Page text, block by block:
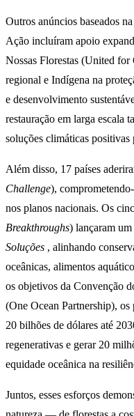
Outros anúncios baseados
Ação incluíram apoio
Nossas Florestas (United
regional e Indígena na
e desenvolvimento
restauração em larga escala
soluções climáticas positivas
Além disso, 17 países
Challenge),
nos planos nacionais. Os
Breakthroughs) lançaram um
Soluções , alinhando
oceânicas, alimentos
os objetivos da Convenção
(One Ocean Partnership), os
20 bilhões de dólares até
regenerativas e gerar 20
equidade oceânica na
Juntos, esses esforços